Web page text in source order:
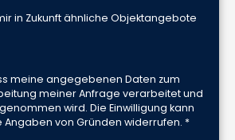
in Zukunft ähnliche Objektangebote
meine angegebenen Daten zum
meiner Anfrage verarbeitet und
wird. Die Einwilligung kann
von Gründen widerrufen. *